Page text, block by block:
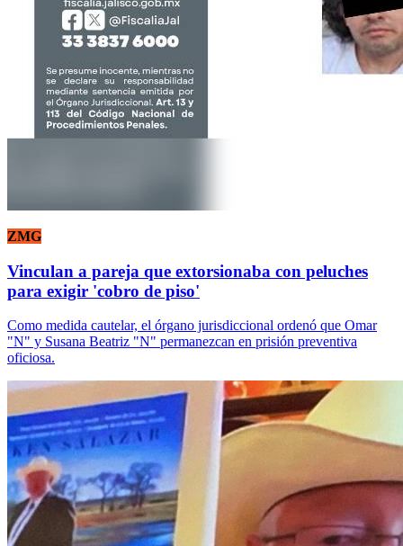
ZMG
Vinculan a pareja que extorsionaba con peluches
para exigir 'cobro de piso'
Como medida cautelar, el órgano jurisdiccional ordenó que Omar
"N" y Susana Beatriz "N" permanezcan en prisión preventiva
oficiosa.